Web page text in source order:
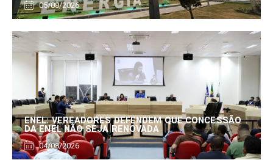
05/08/2026
ENEL: VEREADORES DEFENDEM QUE CONCESSÃO
DA ENEL NÃO SEJA RENOVADA
04/08/2026